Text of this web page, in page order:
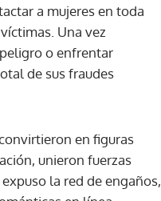
a mujeres en toda
Una vez
o enfrentar
de sus fraudes
en figuras
unieron fuerzas
la red de engaños,